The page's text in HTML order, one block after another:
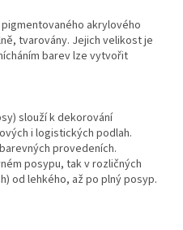
akrylového
tvarovány. Jejich velikost je
barev lze vytvořit
slouží k dekorování
i logistických podlah.
provedeních.
posypu, tak v rozličných
od lehkého, až po plný posyp.